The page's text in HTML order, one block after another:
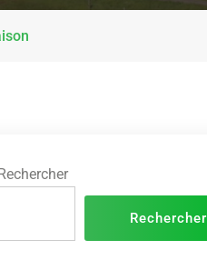
Rechercher